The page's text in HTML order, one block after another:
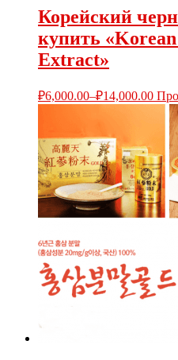
Корейский
купить
Extract»
₽6,000.00–₽14,000.00